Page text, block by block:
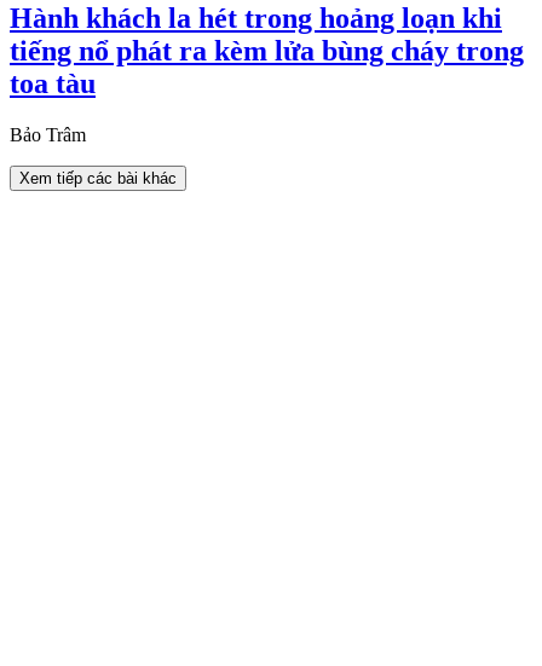
Hành khách la hét trong hoảng loạn khi
tiếng nổ phát ra kèm lửa bùng cháy trong
toa tàu
Bảo Trâm
Xem tiếp các bài khác